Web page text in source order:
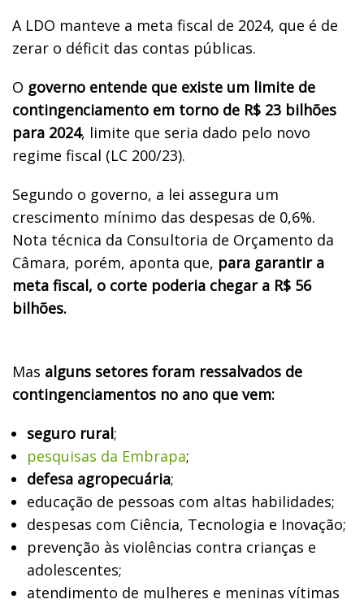
A LDO manteve a meta fiscal de 2024, que é de
zerar o déficit das contas públicas.
O governo entende que existe um limite de
contingenciamento em torno de R$ 23 bilhões
para 2024, limite que seria dado pelo novo
regime fiscal (LC 200/23).
Segundo o governo, a lei assegura um
crescimento mínimo das despesas de 0,6%.
Nota técnica da Consultoria de Orçamento da
Câmara, porém, aponta que, para garantir a
meta fiscal, o corte poderia chegar a R$ 56
bilhões.
Mas alguns setores foram ressalvados de
contingenciamentos no ano que vem:
seguro rural;
pesquisas da Embrapa;
defesa agropecuária;
educação de pessoas com altas habilidades;
despesas com Ciência, Tecnologia e Inovação;
prevenção às violências contra crianças e
adolescentes;
atendimento de mulheres e meninas vítimas